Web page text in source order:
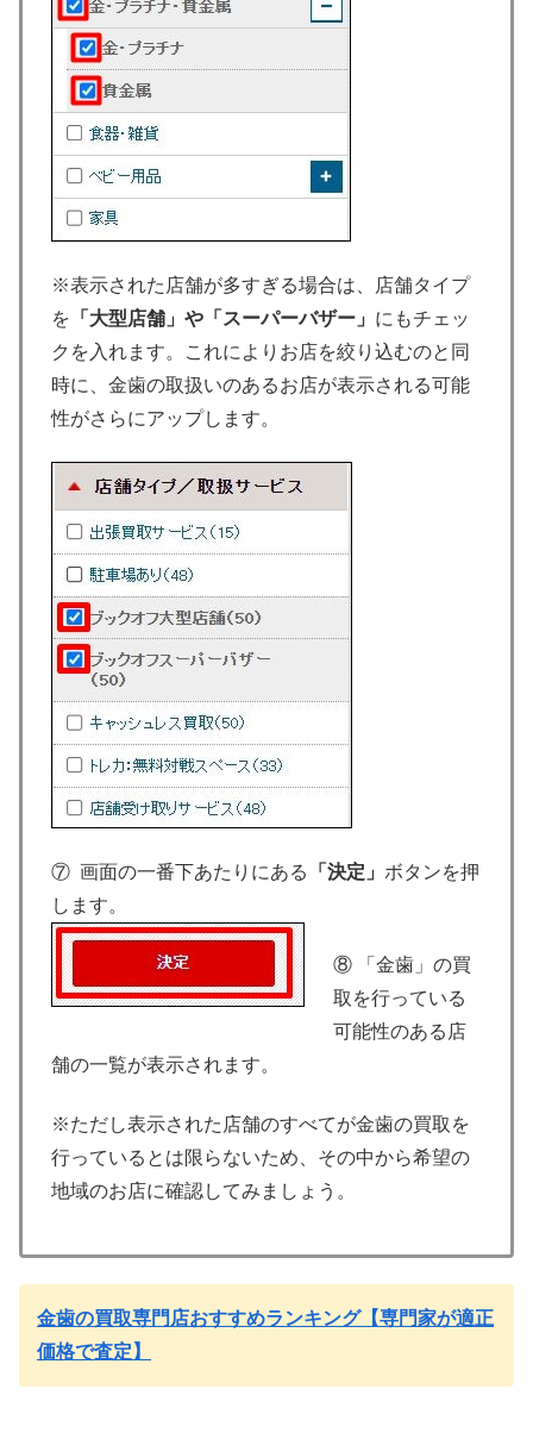
※表示された店舗が多すぎる場合は、店舗タイプ
を 「大型店舗」や「スーパーバザー」 にもチェッ
クを入れます。これによりお店を絞り込むのと同
時に、金歯の取扱いのあるお店が表示される可能
性がさらにアップします。
⑦ 画面の一番下あたりにある 「決定」 ボタンを押
します。
⑧ 「金歯」の買
取を行っている
可能性のある店
舗の一覧が表示されます。
※ただし表示された店舗のすべてが金歯の買取を
行っているとは限らないため、その中から希望の
地域のお店に確認してみましょう。
金歯の買取専門店おすすめランキング【専門家が適正
価格で査定】